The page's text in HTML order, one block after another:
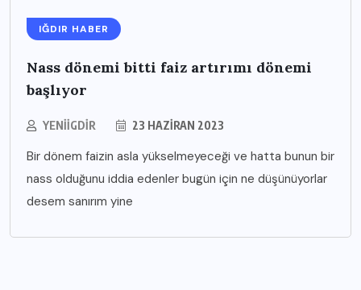
IĞDIR HABER
Nass dönemi bitti faiz artırımı dönemi
başlıyor
YENIIGDIR 23 HAZIRAN 2023
Bir dönem faizin asla yükselmeyeceği ve hatta bunun bir
nass olduğunu iddia edenler bugün için ne düşünüyorlar
desem sanırım yine